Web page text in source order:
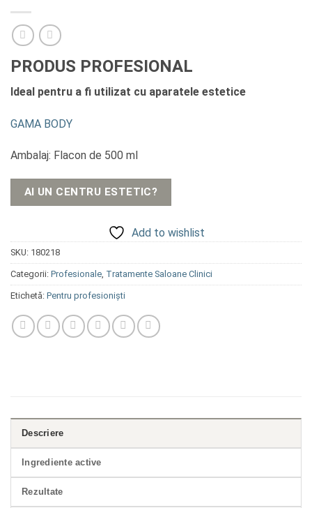
PRODUS PROFESIONAL
Ideal pentru a fi utilizat cu aparatele estetice
GAMA BODY
Ambalaj: Flacon de 500 ml
AI UN CENTRU ESTETIC?
Add to wishlist
SKU: 180218
Categorii: Profesionale Tratamente Saloane Clinici
Etichetă: Pentru profesioniști
Descriere
Ingrediente active
Rezultate